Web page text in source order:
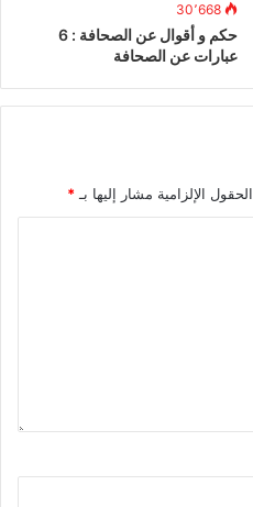
30٬668
حكم و أقوال عن الصحافة : 6
عبارات عن الصحافة
الحقول الإلزامية مشار إليها بـ *